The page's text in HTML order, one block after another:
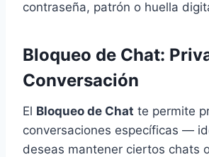
contraseña, patrón o huella
Bloqueo de Chat:
Conversación
El Bloqueo de Chat te permite
conversaciones específicas —
deseas mantener ciertos chats